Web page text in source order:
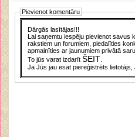
Pievienot komentāru
Dārgās lasītājas!!!
Lai saņemtu iespēju pievienot savus
rakstiem un forumiem, piedalīties
apmainīties ar jaunumiem privātā
To jūs varat izdarītŠEIT
Ja Jūs jau esat piereģistrēts